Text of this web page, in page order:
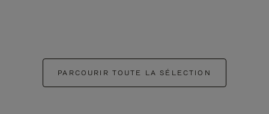
PARCOURIR TOUTE LA SÉLECTION